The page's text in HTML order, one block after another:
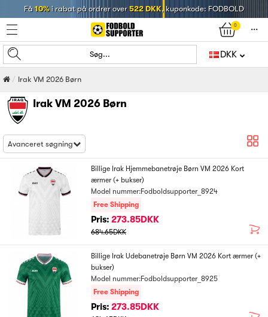
Få 10%i rabat på ordrer over522 DKK, kuponkode: FODBOLD
0
󰄒
Søg... DKK
Irak VM 2026 Børn
Irak VM 2026 Børn
Avanceret søgning
Billige Irak Hjemmebanetrøje Børn VM 2026 Kort
ærmer (+ bukser)
Model nummer:Fodboldsupporter_8924
Free Shipping
Pris: 273.85DKK
684.65DKK
Billige Irak Udebanetrøje Børn VM 2026 Kort ærmer (+
bukser)
Model nummer:Fodboldsupporter_8925
Free Shipping
Pris: 273.85DKK